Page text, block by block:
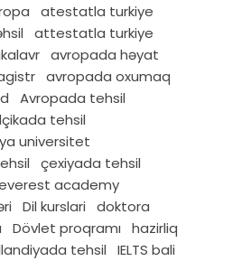
atestatla turkiye
attestatla turkiye
avropada həyat
avropada oxumaq
Avropada tehsil
tehsil
universitet
çexiyada tehsil
academy
Dil kurslari
doktora
Dövlet proqramı
hazirliq
tehsil
IELTS bali